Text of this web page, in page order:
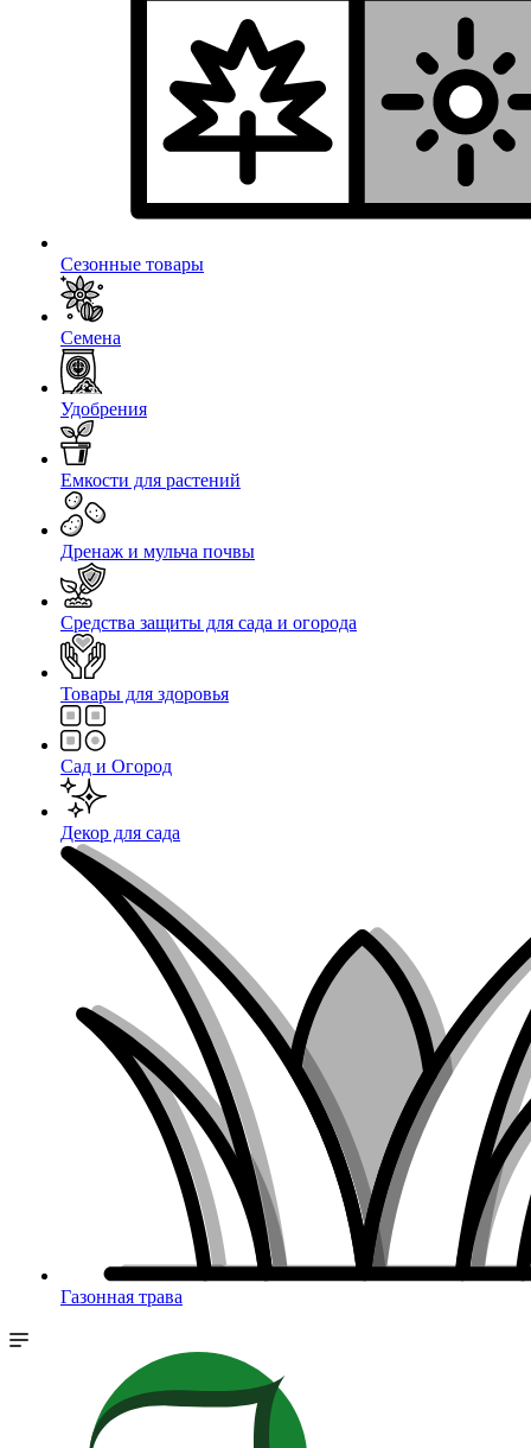
Сезонные товары
Семена
Удобрения
Емкости для растений
Дренаж и мульча почвы
Средства защиты для сада и огорода
Товары для здоровья
Сад и Огород
Декор для сада
Газонная трава